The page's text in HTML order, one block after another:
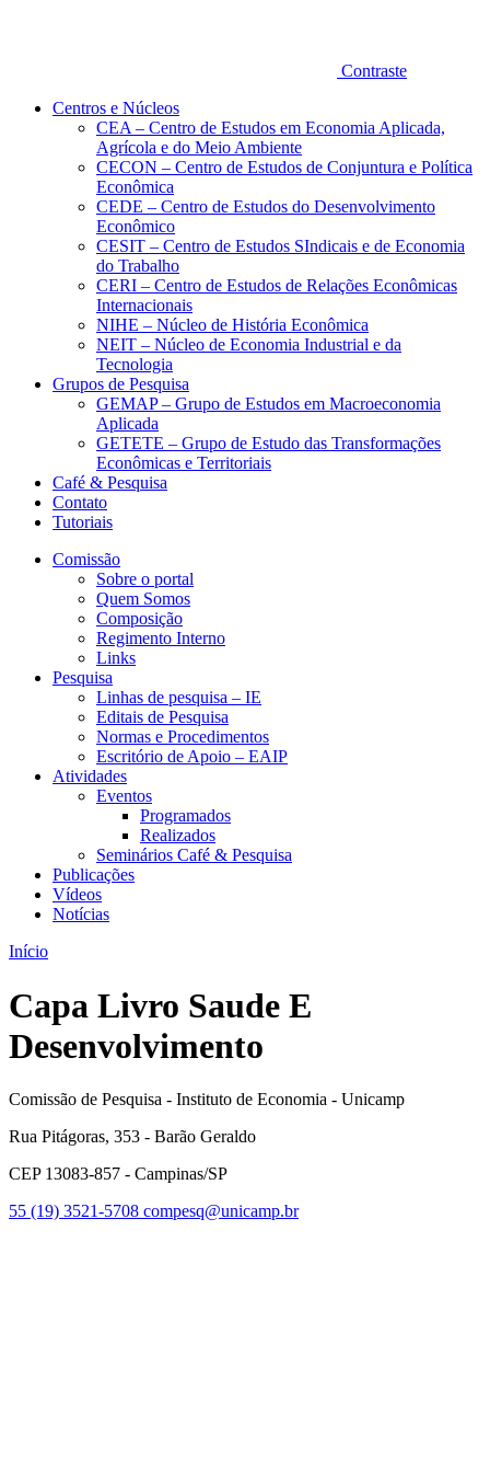
Contraste
Centros e Núcleos
CEA – Centro de Estudos em Economia Aplicada,
Agrícola e do Meio Ambiente
CECON – Centro de Estudos de Conjuntura e Política
Econômica
CEDE – Centro de Estudos do Desenvolvimento
Econômico
CESIT – Centro de Estudos SIndicais e de Economia
do Trabalho
CERI – Centro de Estudos de Relações Econômicas
Internacionais
NIHE – Núcleo de História Econômica
NEIT – Núcleo de Economia Industrial e da
Tecnologia
Grupos de Pesquisa
GEMAP – Grupo de Estudos em Macroeconomia
Aplicada
GETETE – Grupo de Estudo das Transformações
Econômicas e Territoriais
Café & Pesquisa
Contato
Tutoriais
Comissão
Sobre o portal
Quem Somos
Composição
Regimento Interno
Links
Pesquisa
Linhas de pesquisa – IE
Editais de Pesquisa
Normas e Procedimentos
Escritório de Apoio – EAIP
Atividades
Eventos
Programados
Realizados
Seminários Café & Pesquisa
Publicações
Vídeos
Notícias
Início
Capa Livro Saude E
Desenvolvimento
Comissão de Pesquisa - Instituto de Economia - Unicamp
Rua Pitágoras, 353 - Barão Geraldo
CEP 13083-857 - Campinas/SP
55 (19) 3521-5708 compesq@unicamp.br